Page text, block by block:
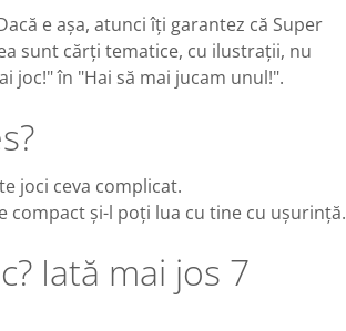
e așa, atunci îți garantez că Super
sunt cărți tematice, cu ilustrații, nu
joc!" în "Hai să mai jucam unul!".
joci ceva complicat.
compact și-l poți lua cu tine cu ușurință.
Iată mai jos 7